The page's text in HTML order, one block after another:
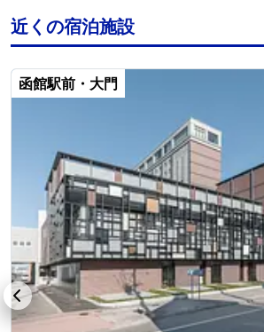
近くの宿泊施設
函館駅前・大門